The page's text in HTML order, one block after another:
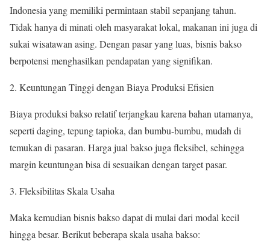
Indonesia yang memiliki permintaan stabil sepanjang tahun.
Tidak hanya di minati oleh masyarakat lokal, makanan ini juga di
sukai wisatawan asing. Dengan pasar yang luas, bisnis bakso
berpotensi menghasilkan pendapatan yang signifikan.
Keuntungan Tinggi dengan Biaya Produksi Efisien
Biaya produksi bakso relatif terjangkau karena bahan utamanya,
seperti daging, tepung tapioka, dan bumbu-bumbu, mudah di
temukan di pasaran. Harga jual bakso juga fleksibel, sehingga
margin keuntungan bisa di sesuaikan dengan target pasar.
Fleksibilitas Skala Usaha
Maka kemudian bisnis bakso dapat di mulai dari modal kecil
hingga besar. Berikut beberapa skala usaha bakso: